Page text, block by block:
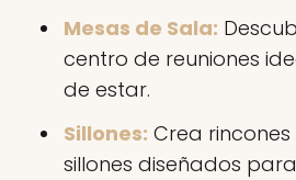
Mesas de Sala:
centro de reuniones
de estar.
Sillones: Crea
sillones diseñados